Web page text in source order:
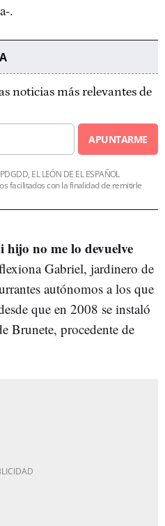
.
noticias más relevantes de
APUNTARME
EL LEÓN DE EL ESPAÑOL
facilitados con la finalidad de remitirle
hijo no me lo devuelve
Gabriel, jardinero de
autónomos a los que
que en 2008 se instaló
Brunete, procedente de